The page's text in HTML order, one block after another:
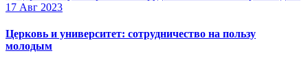
17 Авг 2023
Церковь и университет: сотрудничество на пользу
молодым